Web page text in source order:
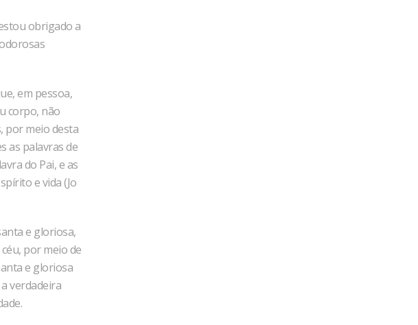
obrigado a
em pessoa,
corpo, não
por meio desta
as palavras de
do Pai, e as
e vida (Jo
e gloriosa,
por meio de
e gloriosa
verdadeira